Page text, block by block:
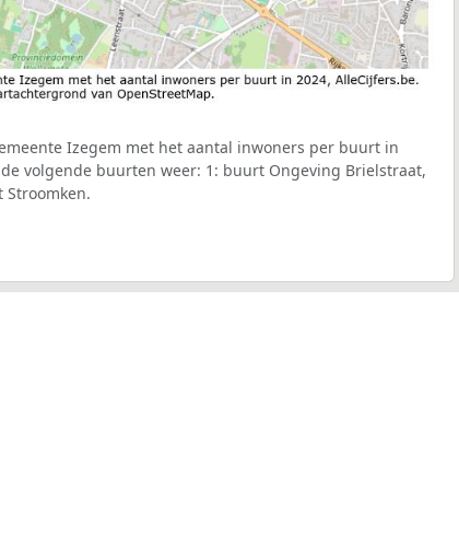
Izegem met het aantal inwoners per buurt in
volgende buurten weer: 1: buurt Ongeving Brielstraat,